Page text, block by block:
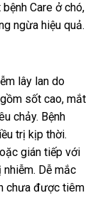
Care ở chó,
ngừa hiệu quả.
lây lan do
sốt cao, mắt
chảy. Bệnh
trị kịp thời.
gián tiếp với
Dễ mắc
chưa được tiêm